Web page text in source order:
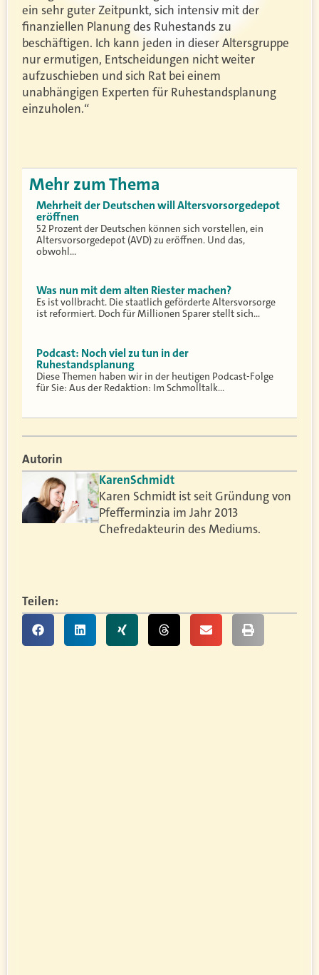
ein sehr guter Zeitpunkt, sich intensiv mit der
finanziellen Planung des Ruhestands zu
beschäftigen. Ich kann jeden in dieser Altersgruppe
nur ermutigen, Entscheidungen nicht weiter
aufzuschieben und sich Rat bei einem
unabhängigen Experten für Ruhestandsplanung
einzuholen.“
Mehr zum Thema
Mehrheit der Deutschen will Altersvorsorgedepot
eröffnen
52 Prozent der Deutschen können sich vorstellen, ein
Altersvorsorgedepot (AVD) zu eröffnen. Und das,
obwohl…
Was nun mit dem alten Riester machen?
Es ist vollbracht. Die staatlich geförderte Altersvorsorge
ist reformiert. Doch für Millionen Sparer stellt sich…
Podcast: Noch viel zu tun in der
Ruhestandsplanung
Diese Themen haben wir in der heutigen Podcast-Folge
für Sie: Aus der Redaktion: Im Schmolltalk…
Autorin
KarenSchmidt
Karen Schmidt ist seit Gründung von
Pfefferminzia im Jahr 2013
Chefredakteurin des Mediums.
Teilen: